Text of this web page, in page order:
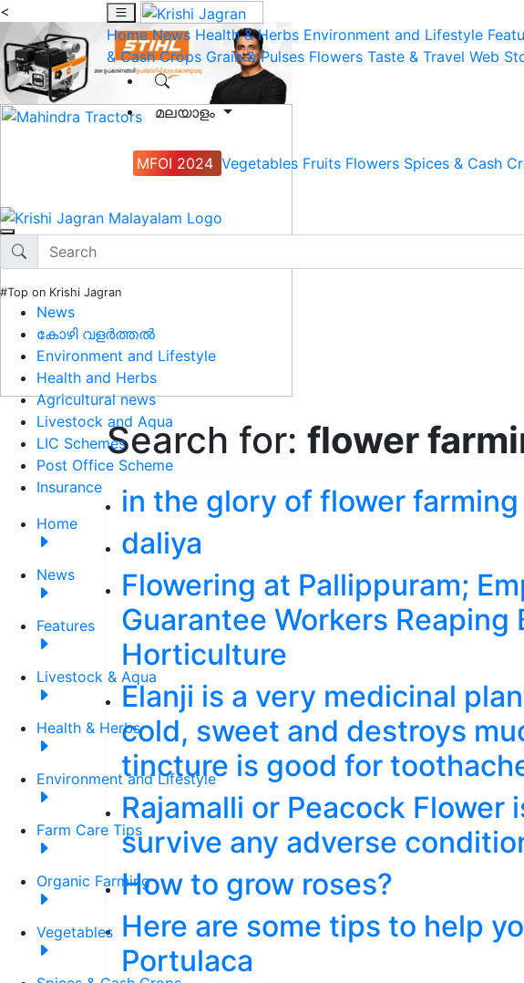
<
Home News Health & Herbs Environment and Lifestyle
& Cash Crops Grain & Pulses Flowers Taste & Travel Web
മലയാളം
MFOI 2024 Vegetables Fruits Flowers Spices & Cash
#Top on Krishi Jagran
News
കോഴി വളർത്തൽ
Environment and Lifestyle
Health and Herbs
Agricultural news
Livestock and Aqua
LIC Schemes
Post Office Scheme
Insurance
Home
News
Features
Livestock & Aqua
Health & Herbs
Environment and Lifestyle
Farm Care Tips
Organic Farming
Vegetables
Search for: flower
in the glory of flower farming
daliya
Flowering at Pallippuram;
Guarantee Workers Reaping
Horticulture
Elanji is a very medicinal
cold, sweet and destroys
tincture is good for
Rajamalli or Peacock Flower
survive any adverse
How to grow roses?
Here are some tips to help
Portulaca